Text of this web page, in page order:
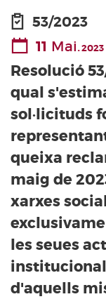
53/2023
11 Mai.2023
Resolució
qual
sol·licituds
queixa
maig de
xarxes
les seues
d'aquells